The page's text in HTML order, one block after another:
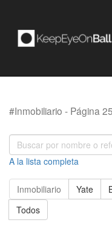
#Inmobiliario - Página
A la lista completa
Inmobiliario Yate
Todos